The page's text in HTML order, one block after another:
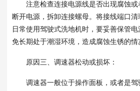
注意检查连接电源线是否出现腐蚀或
断开电源，拆卸连接螺母。将接线端口清
日常使用驾驶式洗地机时，要妥善保管
免长期处于潮湿环境，造成腐蚀生锈的情
原因三、调速器松动或损坏：
调速器一般位于操作面板，或者是驾